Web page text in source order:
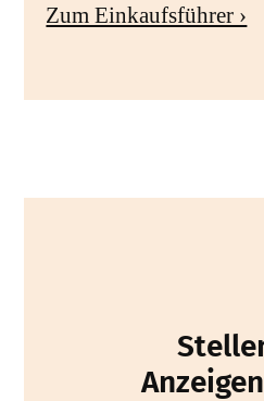
Zum Einkaufsführer ›